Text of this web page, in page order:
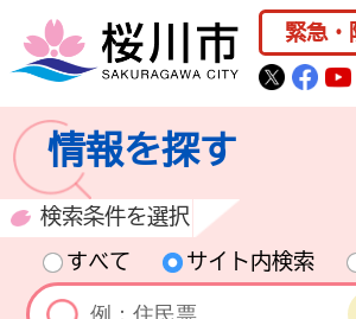
緊急・
桜川
情報を探す
検索条件を選択
すべて
サイト内検索